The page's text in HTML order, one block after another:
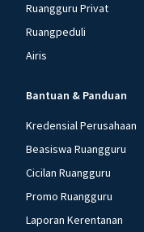
Ruangguru Privat
Ruangpeduli
Airis
Bantuan & Panduan
Kredensial Perusahaan
Beasiswa Ruangguru
Cicilan Ruangguru
Promo Ruangguru
Laporan Kerentanan